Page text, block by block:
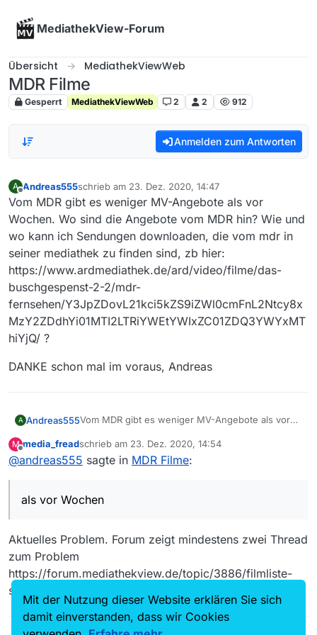
MediathekView-Forum
Übersicht MediathekViewWeb
MDR Filme
Gesperrt MediathekViewWeb 2 2 912
Anmelden zum Antworten
A
Offline
Andreas555schrieb am 23. Dez. 2020, 14:47
zuletzt editiert von
Vom MDR gibt es weniger MV-Angebote als vor
Wochen. Wo sind die Angebote vom MDR hin? Wie und
wo kann ich Sendungen downloaden, die vom mdr in
seiner mediathek zu finden sind, zb hier:
https://www.ardmediathek.de/ard/video/filme/das-
buschgespenst-2-2/mdr-
fernsehen/Y3JpZDovL21kci5kZS9iZWl0cmFnL2Ntcy8x
MzY2ZDdhYi01MTI2LTRiYWEtYWIxZC01ZDQ3YWYxMT
hiYjQ/ ?
DANKE schon mal im voraus, Andreas
A Andreas555Vom MDR gibt es weniger MV-Angebote als vor
Wie und wo kann ich Sendungen downloaden,
die vom mdr in seiner mediathek zu finden sind,
-buschgespenst-2-2/mdr-
YWYxMThiYjQ/ ?
DANKE schon mal im voraus, Andreas
M
Offline
media_freadschrieb am 23. Dez. 2020, 14:54
zuletzt editiert von
@andreas555 sagte in MDR Filme:
als vor Wochen
Aktuelles Problem. Forum zeigt mindestens zwei Thread
zum Problem
https://forum.mediathekview.de/topic/3886/filmliste-
scheint-nur-unvollst%C3%A4ndig-geladen-zu-werden
Mit der Nutzung dieser Website erklären Sie sich
damit einverstanden, dass wir Cookies